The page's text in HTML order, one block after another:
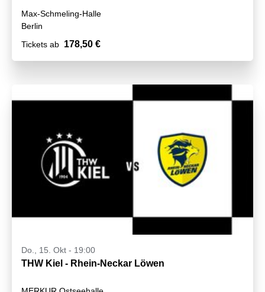
Max-Schmeling-Halle
Berlin
Tickets ab 178,50 €
Do., 15. Okt - 19:00
THW Kiel - Rhein-Neckar Löwen